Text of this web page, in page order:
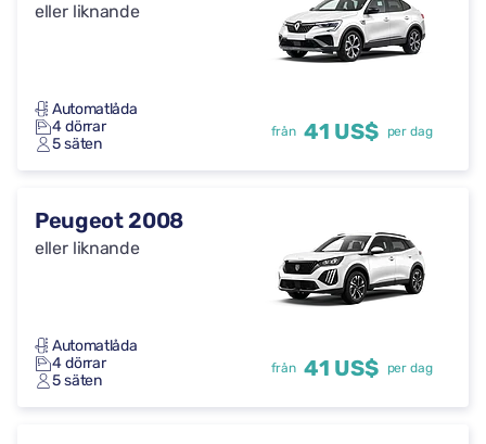
eller liknande
Automatlåda
4 dörrar
5 säten
från 41 US$ per dag
Peugeot 2008
eller liknande
Automatlåda
4 dörrar
5 säten
från 41 US$ per dag